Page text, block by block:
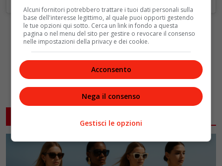
Alcuni fornitori potrebbero trattare i tuoi dati personali sulla
base dell'interesse legittimo, al quale puoi opporti gestendo
le tue opzioni qui sotto. Cerca un link in fondo a questa
pagina o nel menu del sito per gestire o revocare il consenso
nelle impostazioni della privacy e dei cookie.
Acconsento
Nega il consenso
Gestisci le opzioni